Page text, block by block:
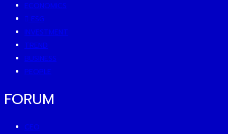
ECONOMICS
ESG
INVESTMENT
TREND
BUSINESS
PEOPLE
FORUM
CEO